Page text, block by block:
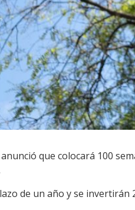
que colocará 100
de un año y se invertirán